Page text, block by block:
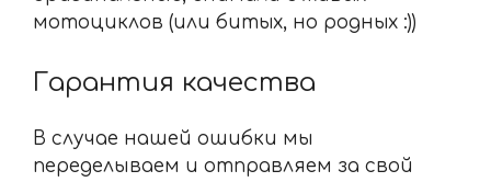
мотоциклов (или битых, но родных :))
Гарантия качества
В случае нашей ошибки мы
переделываем и отправляем за свой